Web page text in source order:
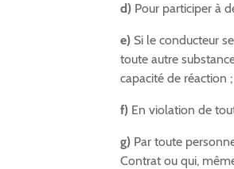
d) Pour participer à
e) Si le conducteur
toute autre
capacité de réaction ;
f) En violation de
g) Par toute
Contrat ou qui,